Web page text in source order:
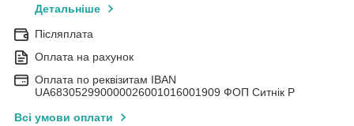
Детальніше
Післяплата
Оплата на рахунок
Оплата по реквізитам IBAN
UА683052990000026001016001909 ФОП Ситнік Р
Всі умови оплати